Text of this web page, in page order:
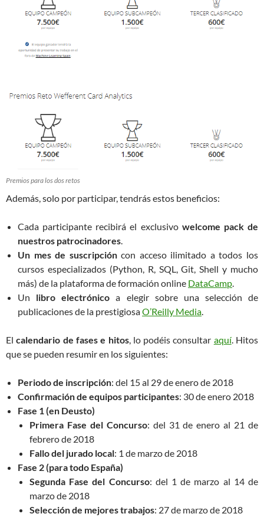
Premios para los dos retos
Además, solo por participar, tendrás estos beneficios:
Cada participante recibirá el exclusivo welcome pack de
nuestros patrocinadores
Un mes de suscripcióncon acceso ilimitado a todos los
cursos especializados (Python, R, SQL, Git, Shell y mucho
más) de la plataforma de formación online DataCamp
Un libro electrónico a elegir sobre una selección de
publicaciones de la prestigiosaO’Reilly Media
Elcalendario de fases e hitos, lo podéis consultar aquí. Hitos
que se pueden resumir en los siguientes:
Periodo de inscripción: del 15 al 29 de enero de 2018
Confirmación de equipos participantes: 30 de enero 2018
Fase 1 (en Deusto)
Primera Fase del Concurso: del 31 de enero al 21 de
febrero de 2018
Fallo del jurado local: 1 de marzo de 2018
Fase 2 (para todo España)
Segunda Fase del Concurso: del 1 de marzo al 14 de
marzo de 2018
Selección de mejores trabajos: 27 de marzo de 2018